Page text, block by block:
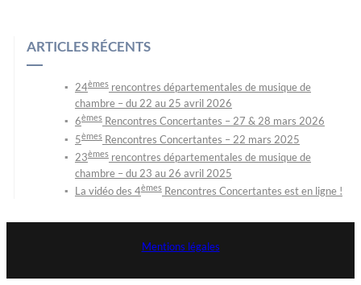
ARTICLES RÉCENTS
24èmesrencontres départementales de musique de
chambre – du 22 au 25 avril 2026
6èmesRencontres Concertantes – 27 & 28 mars 2026
5èmesRencontres Concertantes – 22 mars 2025
23èmesrencontres départementales de musique de
chambre – du 23 au 26 avril 2025
La vidéo des 4èmesRencontres Concertantes est en ligne !
Mentions légales